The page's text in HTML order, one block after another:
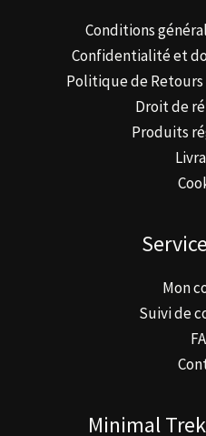
Conditions
Confidentialité et
Politique de
Droit de
Produits
Mon
Suivi de
Minimal